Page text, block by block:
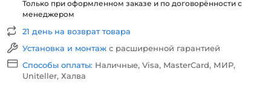
Только при оформленном заказе и по договорённости с
менеджером
21 день на возврат товара
Установка и монтаж с расширенной гарантией
Способы оплаты: Наличные, Visa, MasterCard, МИР,
Uniteller, Халва